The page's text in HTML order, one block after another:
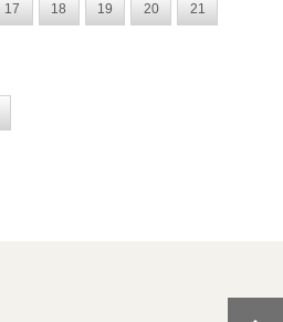
17 18 19 20 21